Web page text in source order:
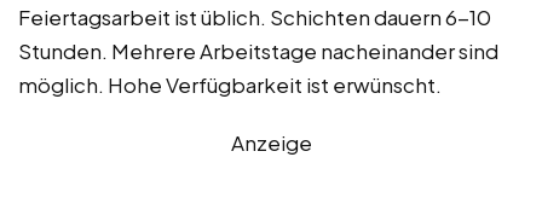
Feiertagsarbeit ist üblich. Schichten dauern 6-10
Stunden. Mehrere Arbeitstage nacheinander sind
möglich. Hohe Verfügbarkeit ist erwünscht.
Anzeige